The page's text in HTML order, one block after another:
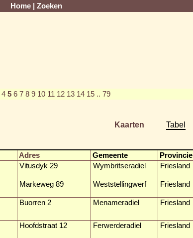
Home Zoeken
4 5 6 7 8 9 10 11 12 13 14 15 .. 79
Kaarten Tabel
Adres Gemeente Provincie
Vitusdyk 29 Wymbritseradiel Friesland
Markeweg 89 Weststellingwerf Friesland
Buorren 2 Menameradiel Friesland
Hoofdstraat 12 Ferwerderadiel Friesland